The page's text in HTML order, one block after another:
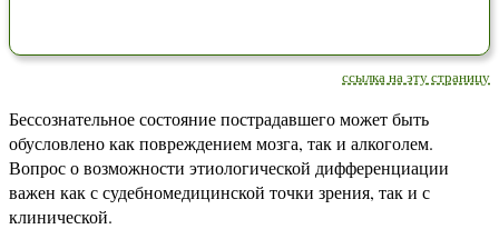
ссылка на эту страницу
Бессознательное состояние пострадавшего может быть
обусловлено как повреждением мозга, так и алкоголем.
Вопрос о возможности этиологической дифференциации
важен как с судебномедицинской точки зрения, так и с
клинической.